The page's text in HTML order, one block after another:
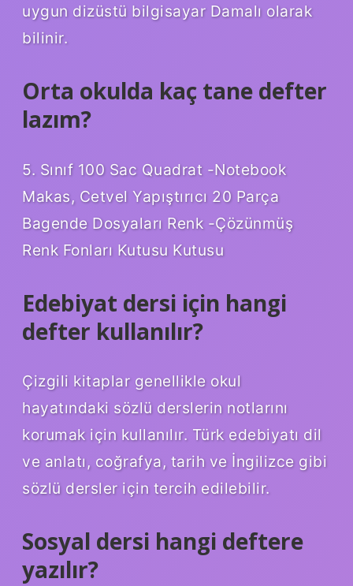
uygun dizüstü bilgisayar Damalı olarak
bilinir.
Orta okulda kaç tane defter
lazım?
5. Sınıf 100 Sac Quadrat -Notebook
Makas, Cetvel Yapıştırıcı 20 Parça
Bagende Dosyaları Renk -Çözünmüş
Renk Fonları Kutusu Kutusu
Edebiyat dersi için hangi
defter kullanılır?
Çizgili kitaplar genellikle okul
hayatındaki sözlü derslerin notlarını
korumak için kullanılır. Türk edebiyatı dil
ve anlatı, coğrafya, tarih ve İngilizce gibi
sözlü dersler için tercih edilebilir.
Sosyal dersi hangi deftere
yazılır?